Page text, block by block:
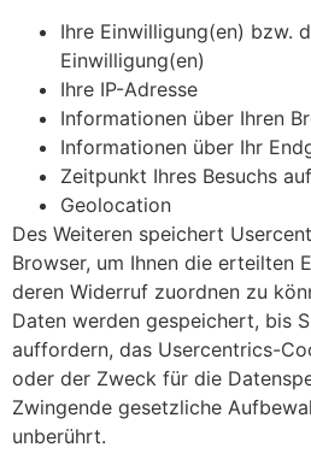
Ihre Einwilligung(en) bzw.
Einwilligung(en)
Ihre IP-Adresse
Informationen über Ihren
Informationen über Ihr
Zeitpunkt Ihres Besuchs
Geolocation
Des Weiteren speichert
Browser, um Ihnen die erteilten
deren Widerruf zuordnen zu
Daten werden gespeichert, bis
auffordern, das Usercentrics-
oder der Zweck für die
Zwingende gesetzliche
unberührt.